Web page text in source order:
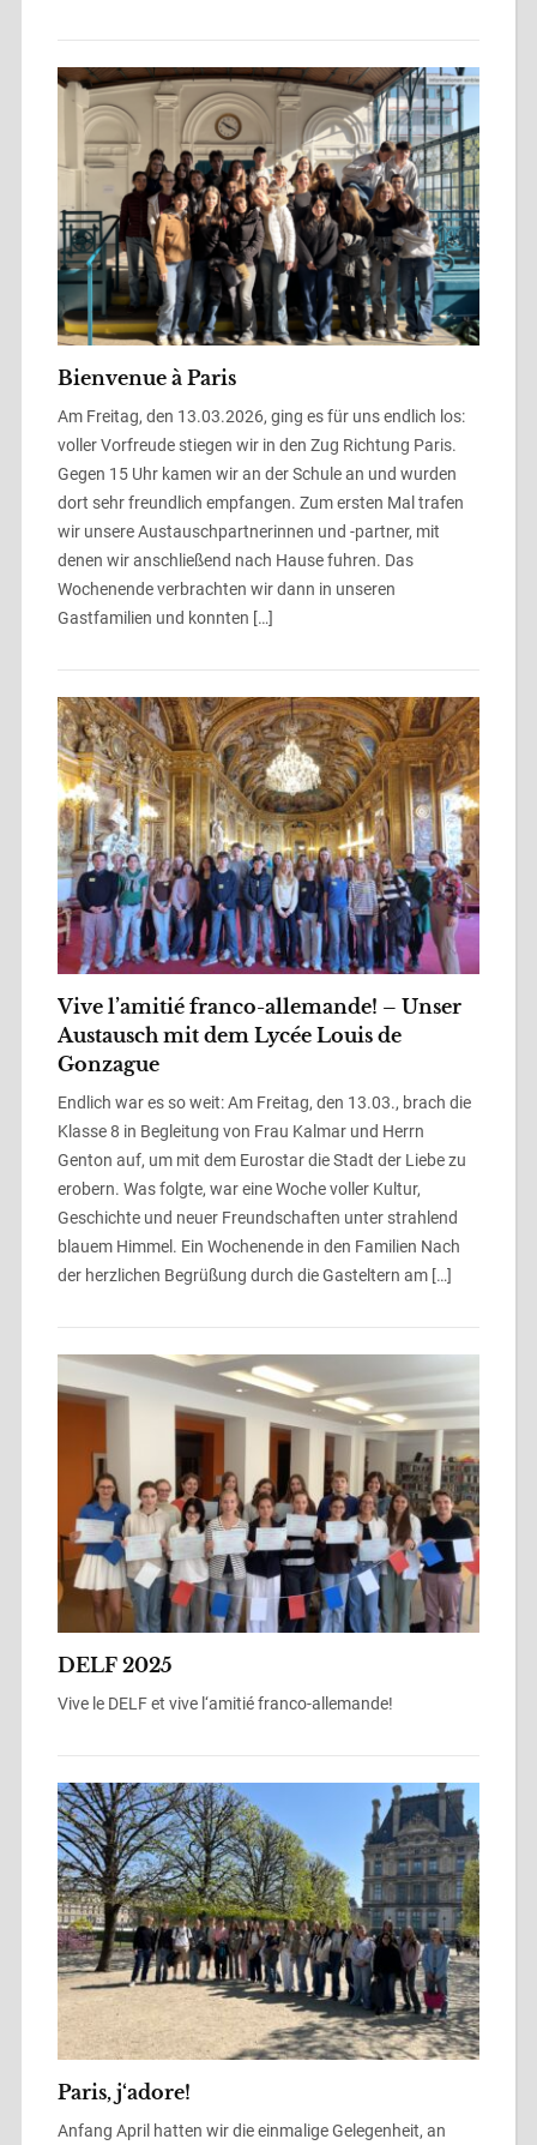
Bienvenue à Paris
Am Freitag, den 13.03.2026, ging es für uns endlich los:
voller Vorfreude stiegen wir in den Zug Richtung Paris.
Gegen 15 Uhr kamen wir an der Schule an und wurden
dort sehr freundlich empfangen. Zum ersten Mal trafen
wir unsere Austauschpartnerinnen und -partner, mit
denen wir anschließend nach Hause fuhren. Das
Wochenende verbrachten wir dann in unseren
Gastfamilien und konnten […]
Vive l’amitié franco-allemande! – Unser
Austausch mit dem Lycée Louis de
Gonzague
Endlich war es so weit: Am Freitag, den 13.03., brach die
Klasse 8 in Begleitung von Frau Kalmar und Herrn
Genton auf, um mit dem Eurostar die Stadt der Liebe zu
erobern. Was folgte, war eine Woche voller Kultur,
Geschichte und neuer Freundschaften unter strahlend
blauem Himmel. Ein Wochenende in den Familien Nach
der herzlichen Begrüßung durch die Gasteltern am […]
DELF 2025
Vive le DELF et vive l‘amitié franco-allemande!
Paris, j‘adore!
Anfang April hatten wir die einmalige Gelegenheit, an